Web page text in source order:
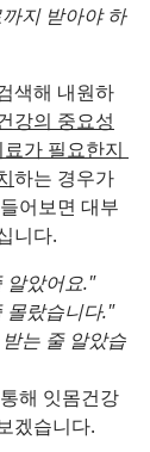
지 받아야 하
색해 내원하
강의 중요성
가 필요한지
하는 경우가
어보면 대부
니다.
알았어요."
몰랐습니다."
는 줄 알았습
해 잇몸건강
겠습니다.